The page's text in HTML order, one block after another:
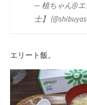
— 植ちゃん@
士】
エリート飯。